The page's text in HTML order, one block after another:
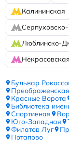
Калининская
Люблинско-
Некрасовская
Бульвар
Красные Ворота
Библиотека
Спортивная
Юго-Западная
Филатов Луг
Потапово